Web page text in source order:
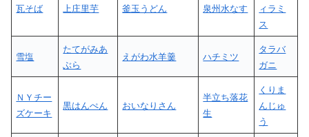
瓦そば 上庄里芋 釜玉うどん 泉州水なす
ィラミ
ス
雪塩
たてがみあ
ぶら
えがわ水羊羹 ハチミツ
タラバ
ガニ
ＮＹチー
ズケーキ
黒はんぺん おいなりさん
半立ち落花
生
くりま
んじゅ
う